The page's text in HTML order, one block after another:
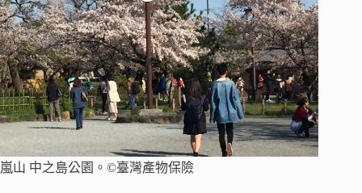
嵐山 中之島公園。©臺灣產物保險